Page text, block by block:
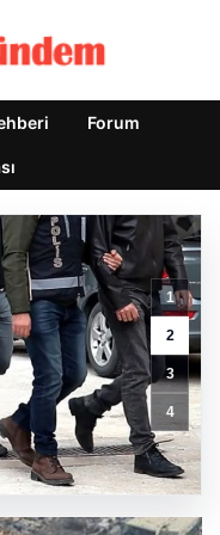
Forum
1
2
3
4